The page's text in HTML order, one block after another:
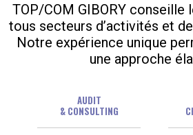
TOP/COM GIBORY conseille
tous secteurs d’activités et
Notre expérience unique
une approche
AUDIT
& CONSULTING